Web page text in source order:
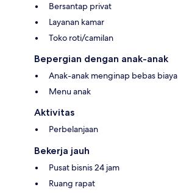
Bersantap privat
Layanan kamar
Toko roti/camilan
Bepergian dengan anak-anak
Anak-anak menginap bebas biaya
Menu anak
Aktivitas
Perbelanjaan
Bekerja jauh
Pusat bisnis 24 jam
Ruang rapat